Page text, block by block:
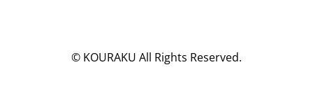
© KOURAKU All Rights Reserved.